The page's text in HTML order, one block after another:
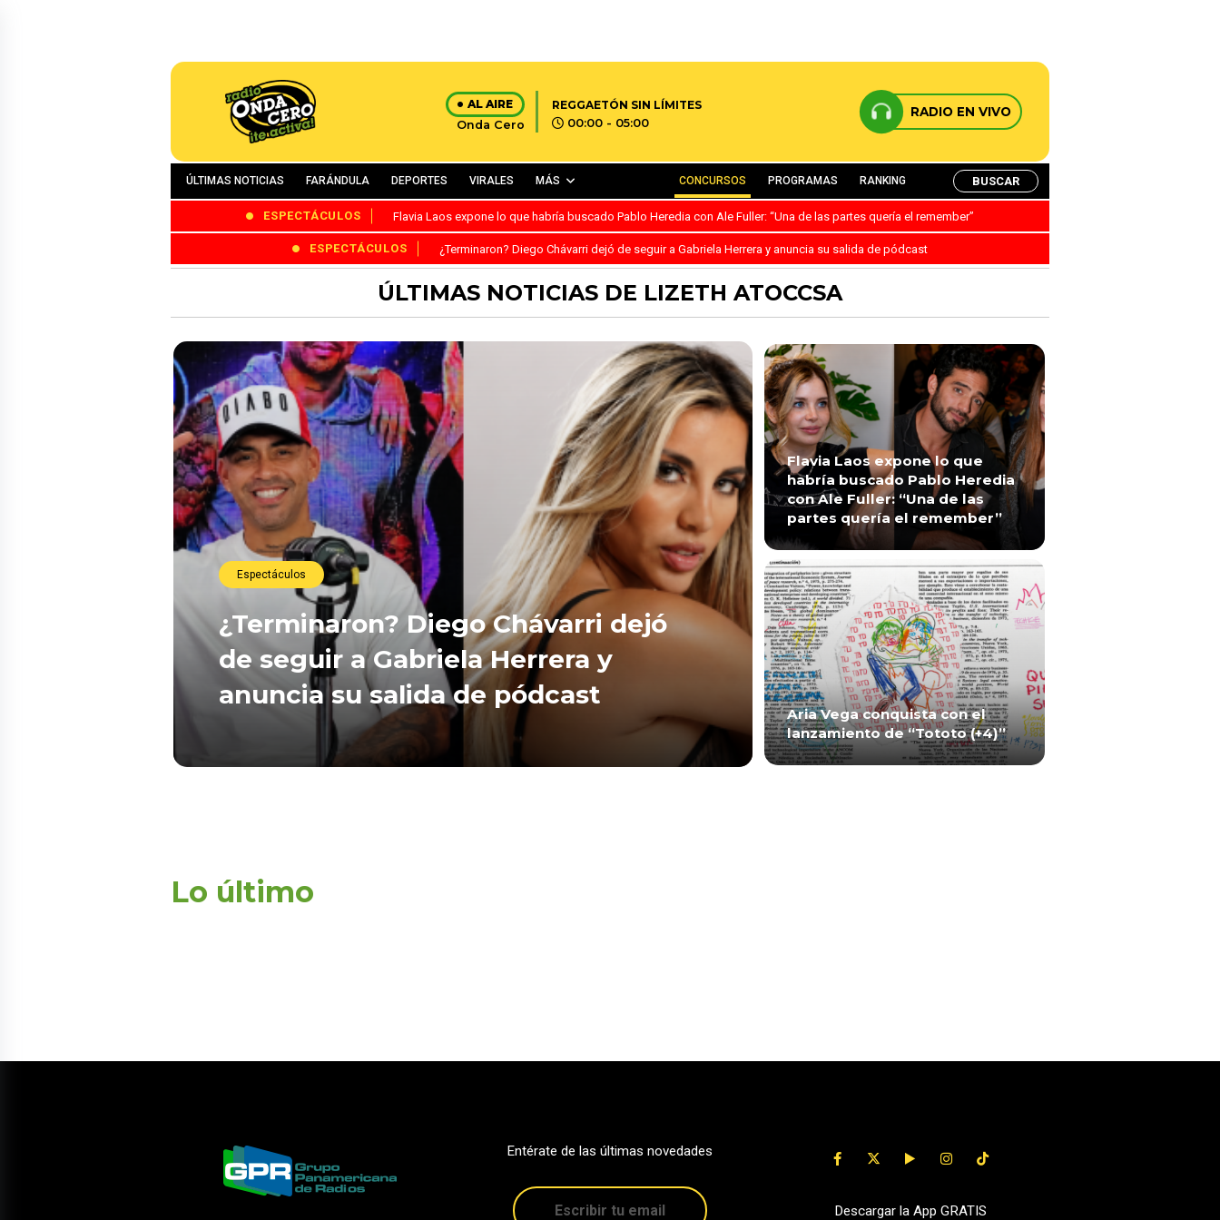
AL AIRE
Onda Cero
REGGAETÓN SIN LÍMITES
00:00 - 05:00
RADIO EN VIVO
ÚLTIMAS NOTICIAS FARÁNDULA DEPORTES VIRALES MÁS CONCURSOS PROGRAMAS RANKING BUSCAR
ESPECTÁCULOS Flavia Laos expone lo que habría buscado Pablo Heredia con Ale Fuller: “Una de las partes quería el remember”
ESPECTÁCULOS ¿Terminaron? Diego Chávarri dejó de seguir a Gabriela Herrera y anuncia su salida de pódcast
ÚLTIMAS NOTICIAS DE LIZETH ATOCCSA
Espectáculos
¿Terminaron? Diego Chávarri dejó
de seguir a Gabriela Herrera y
anuncia su salida de pódcast
Flavia Laos expone lo que
habría buscado Pablo Heredia
con Ale Fuller: “Una de las
partes quería el remember”
Aria Vega conquista con el
lanzamiento de “Tototo (+4)”
Lo último
Entérate de las últimas novedades
Descargar la App GRATIS